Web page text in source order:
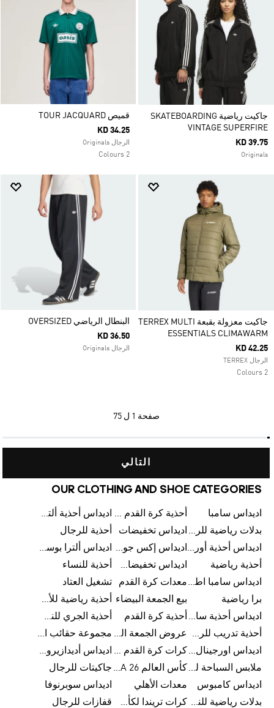
جاكيت رياضية SKATEBOARDING
VINTAGE SUPERFIRE
KD 39.75
Originals
قميص TOUR JACQUARD
KD 34.25
الرجال Originals
2 Colours
جاكيت معزولة بقبعة TERREX MULTI
ESSENTIALS CLIMAWARM
KD 42.25
الرجال TERREX
2 Colours
البنطال الرياضي OVERSIZED
KD 36.50
الرجال Originals
صفحة 1 ل 75
التالي
OUR CLOTHING AND SHOE CATEGORIES
اديداس سامبا أحذية كرة القدم للرجال
اديداس أحذية ألترا بوست للرجال
بدلات رياضية للرجال اديداس تخفيضات
أحذية للرجال
اديداس أحذية أورجينالز
اديداس إكس جود بيلينغهام
اديداس ألترا بوست
أحذية رياضية
اديداس تخفيضات للأطفال
أحذية للنساء
اديداس سامبا اطفالمعدات كرة القدم
تشغيل العتاد
برا رياضية
بيع الجمعة البيضاء
أحذية رياضية للأطفال
اديداس أحذية سامبا للنساء أحذية كرة القدم
أحذية الجري للنساء
أحذية تدريب للرجال
عروض الجمعة البيضاء للرجال
مجموعة حقائب الظهر
اديداس اورجينال ملابس
كرات كرة القدم للرجال
اديداس أديدازيرو معدات الجري
ملابس السباحة للرجال
كأس العالم FIFA 26™ جاكيتات للرجال
اديداس كامبوس
معدات الأهلي
اديداس سوبرنوفا
بدلات رياضية للنساء
كرات تريندا لكأس العالم FIFA 26™
قفازات للرجال